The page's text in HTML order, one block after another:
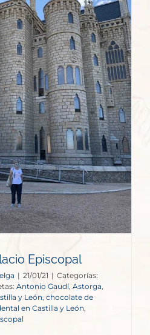
Episcopal
| 21/01/21 | Categorías:
Antonio Gaudí, Astorga,
y León, chocolate de
en Castilla y León,